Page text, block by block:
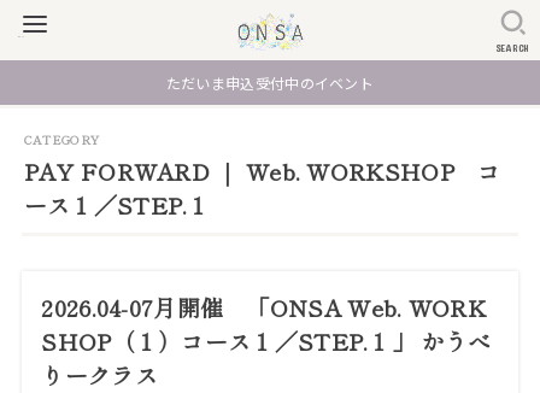
SEARCH
ただいま申込受付中のイベント
PAY FORWARD ｜ Web. WORKSHOP コ
ース１／STEP.１
2026.04-07月開催 「ONSA Web. WORK
SHOP（１）コース１／STEP.１」 かうべ
りークラス